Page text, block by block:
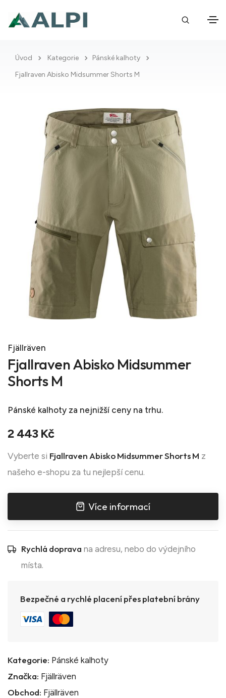
Úvod Kategorie
Pánské kalhoty
Fjallraven Abisko Midsummer Shorts M
Fjällräven
Fjallraven Abisko Midsummer
Shorts M
Pánské kalhoty za nejnižší ceny na trhu.
2 443 Kč
Vyberte si Fjallraven Abisko Midsummer Shorts M z
našeho e-shopu za tu nejlepší cenu.
Více informací
Rychlá doprava na adresu, nebo do výdejního
místa.
Bezpečné a rychlé placení přes platební brány
Kategorie: Pánské kalhoty
Značka: Fjällräven
Obchod: Fjällräven